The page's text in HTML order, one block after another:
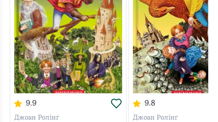
9.9
Джоан Ролінґ
9.8
Джоан Ролінґ